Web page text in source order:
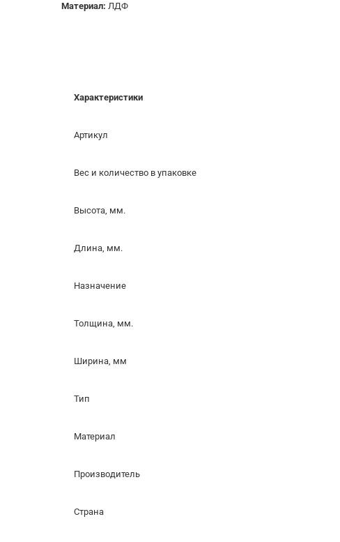
Материал: ЛДФ
Характеристики
Артикул
Вес и количество в упаковке
Высота, мм.
Длина, мм.
Назначение
Толщина, мм.
Ширина, мм
Тип
Материал
Производитель
Страна